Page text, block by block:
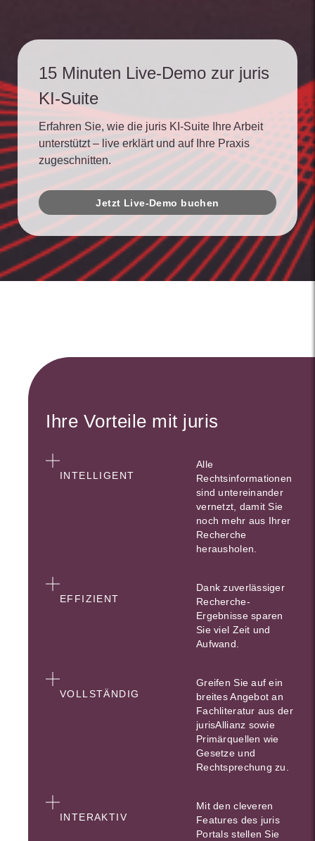
15 Minuten Live-Demo zur juris
KI-Suite
Erfahren Sie, wie die juris KI-Suite Ihre Arbeit
unterstützt – live erklärt und auf Ihre Praxis
zugeschnitten.
Jetzt Live-Demo buchen
Ihre Vorteile mit juris
INTELLIGENT
Alle
Rechtsinformationen
sind untereinander
vernetzt, damit Sie
noch mehr aus Ihrer
Recherche
herausholen.
EFFIZIENT
Dank zuverlässiger
Recherche-
Ergebnisse sparen
Sie viel Zeit und
Aufwand.
VOLLSTÄNDIG
Greifen Sie auf ein
breites Angebot an
Fachliteratur aus der
jurisAllianz sowie
Primärquellen wie
Gesetze und
Rechtsprechung zu.
INTERAKTIV
Mit den cleveren
Features des juris
Portals stellen Sie